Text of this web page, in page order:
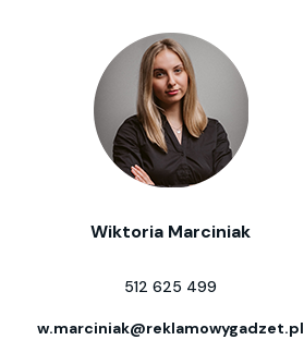
Wiktoria Marciniak
512 625 499
w.marciniak@reklamowygadzet.pl